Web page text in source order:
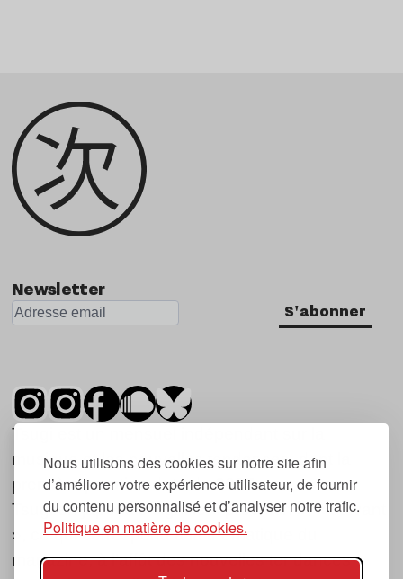
Nous utilisons des cookies sur notre site afin
d’améliorer votre expérience utilisateur, de fournir
du contenu personnalisé et d’analyser notre trafic.
Politique en matière de cookies.
Newsletter
S'abonner
Tsugi est un mensuel indépendant sur la
musique et les nouvelles tendances, dont la
première parution date de 2007.
Tsugi en japonais signifie « prochain », « suivant
», ce qui correspond à la thématique du
magazine, à l’affût des nouvelles tendances